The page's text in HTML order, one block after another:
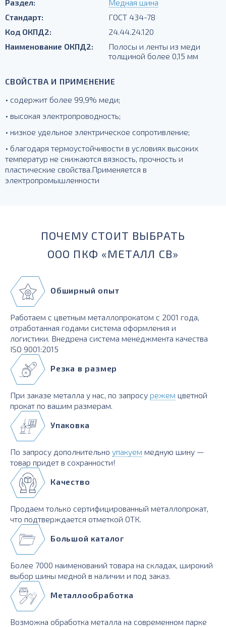
Раздел:
Медная шина
Стандарт:
ГОСТ 434-78
Код ОКПД2:
24.44.24.120
Наименование ОКПД2:
Полосы и ленты из меди
толщиной более 0,15 мм
СВОЙСТВА И ПРИМЕНЕНИЕ
• содержит более 99,9% меди;
• высокая электропроводность;
• низкое удельное электрическое сопротивление;
• благодаря термоустойчивости в условиях высоких
температур не снижаются вязкость, прочность и
пластические свойства.Применяется в
электропромышленности
ПОЧЕМУ СТОИТ ВЫБРАТЬ
ООО ПКФ «МЕТАЛЛ СВ»
Обширный опыт
Работаем с цветным металлопрокатом с 2001 года,
отработанная годами система оформления и
логистики. Внедрена система менеджмента качества
ISO 9001:2015
Резка в размер
При заказе металла у нас, по запросу режем цветной
прокат по вашим размерам.
Упаковка
По запросу дополнительно упакуем медную шину —
товар придет в сохранности!
Качество
Продаем только сертифицированный металлопрокат,
что подтверждается отметкой ОТК.
Большой каталог
Более 7000 наименований товара на складах, широкий
выбор шины медной в наличии и под заказ.
Металлообработка
Возможна обработка металла на современном парке